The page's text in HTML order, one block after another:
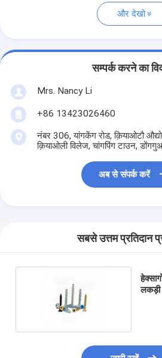
और देखो
सम्पर्क करने का
Mrs. Nancy Li
+86 13423026460
नंबर 306, यांगकेंग रोड, क़ियाओटौ
क़ियाओली विलेज, चांगपिंग टाउन,
अब से संपर्क करें
सबसे उत्तम प्रतिदान
लकड़ी